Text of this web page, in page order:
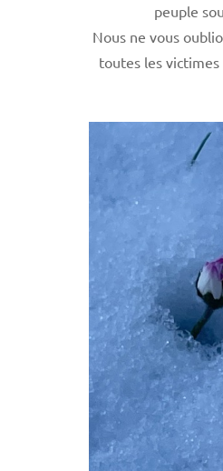
peuple
Nous ne vous
toutes les victimes